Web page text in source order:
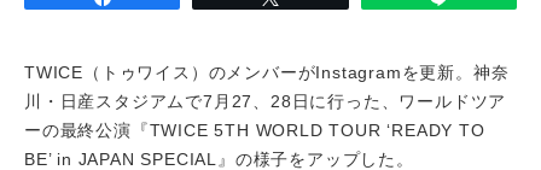
TWICE（トゥワイス）のメンバーがInstagramを更新。神奈
川・ 日産スタジアムで7月27、28日に行った、ワールドツア
ーの最終公演『TWICE 5TH WORLD TOUR ‘READY TO
BE’ in JAPAN SPECIAL 』の様子をアップした。